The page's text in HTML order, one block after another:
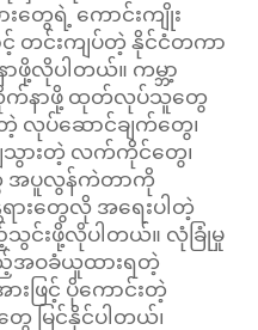
ေရဲ့ ကောင်းကျိုး
တင်းကျပ်တဲ့ နိုင်ငံတကာ
လိုပါတယ်။ ကမ္ဘာ့
လိုက်နာဖို့ ထုတ်လုပ်သူတွေ
လုပ်ဆောင်ချက်တွေ၊
သွားတဲ့ လက်ကိုင်တွေ၊
အပူလွန်ကဲတာကို
ားတွေလို အရေးပါတဲ့
င်းဖို့လိုပါတယ်။ လုံခြုံမှု
ည့်အဝခံယူထားရတဲ့
ြင့် ပိုကောင်းတဲ့
မြင်နိုင်ပါတယ်၊